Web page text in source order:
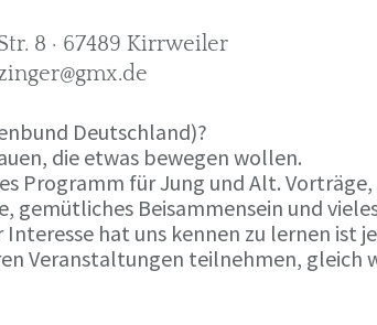
8 · 67489 Kirrweiler
Deutschland)?
die etwas bewegen wollen.
Programm für Jung und Alt. Vorträge,
gemütliches Beisammensein und
hat uns kennen zu lernen ist
Veranstaltungen teilnehmen, gleich